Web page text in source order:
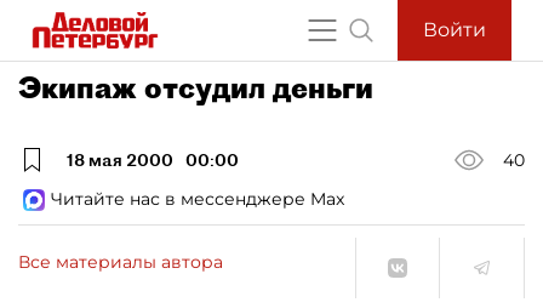
Войти
Экипаж отсудил деньги
18 мая 2000 00:00
40
Читайте нас в мессенджере Max
Все материалы автора